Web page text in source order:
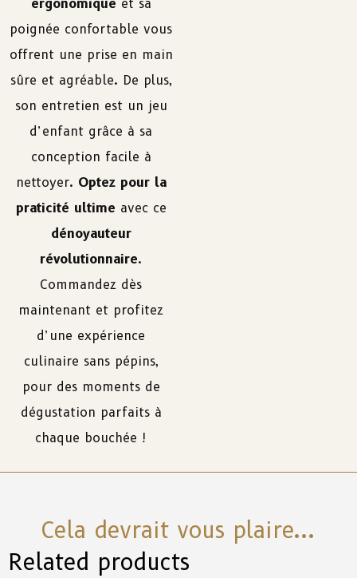
ergonomique et sa
poignée confortable vous
offrent une prise en main
sûre et agréable. De plus,
son entretien est un jeu
d’enfant grâce à sa
conception facile à
nettoyer. Optez pour la
praticité ultime avec ce
dénoyauteur
révolutionnaire.
Commandez dès
maintenant et profitez
d’une expérience
culinaire sans pépins,
pour des moments de
dégustation parfaits à
chaque bouchée !
Cela devrait vous plaire...
Related products